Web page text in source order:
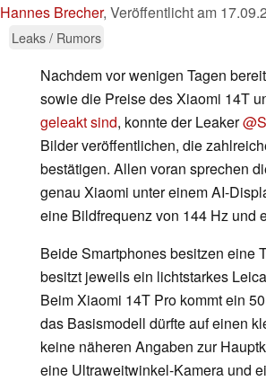
Hannes Brecher, Veröffentlicht am
Leaks / Rumors
Nachdem vor wenigen Tagen
sowie die Preise des Xiaomi 14T
geleakt sind, konnte der Leaker
Bilder veröffentlichen, die
bestätigen. Allen voran sprechen
genau Xiaomi unter einem AI-
eine Bildfrequenz von 144 Hz und
Beide Smartphones besitzen eine
besitzt jeweils ein lichtstarkes
Beim Xiaomi 14T Pro kommt ein
das Basismodell dürfte auf einen
keine näheren Angaben zur
eine Ultraweitwinkel-Kamera und